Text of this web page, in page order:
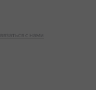
с нами